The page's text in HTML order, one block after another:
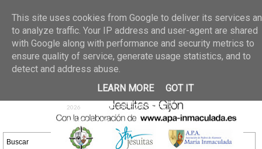
02 jun 2026
GALERIA DE FOTOS
30/05/2026
25 may 2026
GALERIA
DE FOTOS 23/05/2026
20 may
2026
GALERIA DE FOTOS
16/05/2026
DE FOTOS 09/05/2026
28 abr
2026
GALERIA DE FOTOS 25 Y
26/04/2026
This site uses cookies from Google to deliver its services
to analyze traffic. Your IP address and user-agent are shared
with Google along with performance and security metrics to
ensure quality of service, generate usage statistics, and to
detect and address abuse.
LEARN MORE
GOT IT